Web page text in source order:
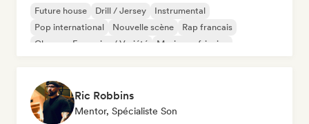
Future house Drill / Jersey
Instrumental
Pop international
Nouvelle scène
Rap francais
Chanson Française / Variété
Musique africaine
Ric Robbins
Mentor, Spécialiste Son